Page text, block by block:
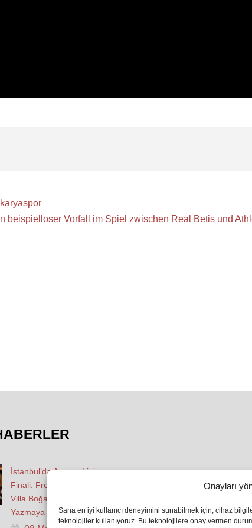
Onayları
Sana en iyi kullanıcı deneyimini sunabilmek için, cihaz
teknolojiler kullanıyoruz. Bu teknolojilere onay vermen
beispielloser Vorfall im Spiel zwischen Real Betis und
İstanbul’da Avrupa Ligi
Finali: Freiburg ve Aston
Villa Boğaz’da Tarih
Yazmaya Hazırlanıyor